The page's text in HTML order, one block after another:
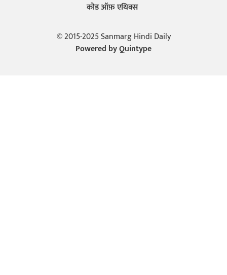
कोड ऑफ़ एथिक्स
© 2015-2025 Sanmarg Hindi Daily
Powered byQuintype